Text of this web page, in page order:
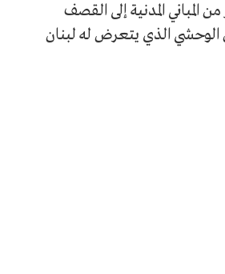
المباني المدنية إلى القصف
الوحشي الذي يتعرض له لبنان